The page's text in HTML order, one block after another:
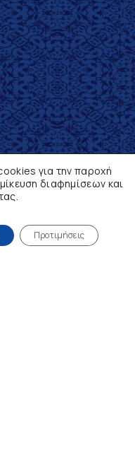
προϊόντα και τις
για την παροχή
διαφημίσεων και
Προτιμήσεις